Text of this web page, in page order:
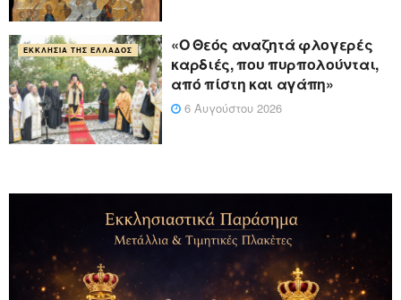
ΕΚΚΛΗΣΊΑ ΤΗΣ ΕΛΛΆΔΟΣ
«Ο Θεός αναζητά φλογερές
καρδιές, που πυρπολούνται,
από πίστη και αγάπη»
6 Αυγούστου 2026